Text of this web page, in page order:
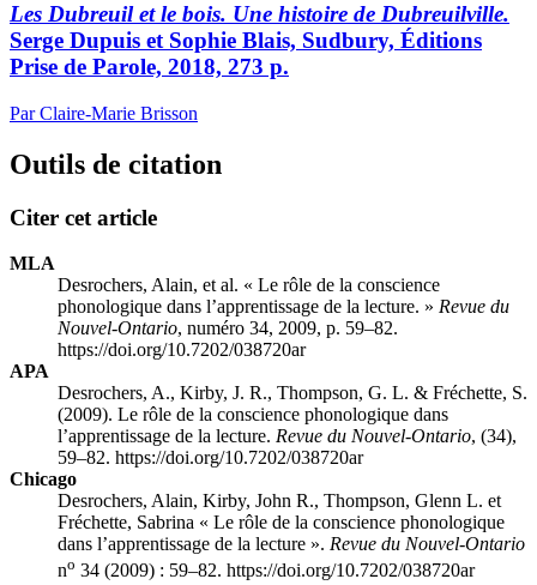
Les Dubreuil et le bois. Une histoire de Dubreuilville.
Serge Dupuis et Sophie Blais, Sudbury, Éditions
Prise de Parole, 2018, 273 p.
Par Claire-Marie Brisson
Outils de citation
Citer cet article
MLA
Desrochers, Alain, et al. « Le rôle de la conscience
phonologique dans l’apprentissage de la lecture. » Revue du
Nouvel-Ontario, numéro 34, 2009, p. 59–82.
https://doi.org/10.7202/038720ar
APA
Desrochers, A., Kirby, J. R., Thompson, G. L. & Fréchette, S.
(2009). Le rôle de la conscience phonologique dans
l’apprentissage de la lecture. Revue du Nouvel-Ontario, (34),
59–82. https://doi.org/10.7202/038720ar
Chicago
Desrochers, Alain, Kirby, John R., Thompson, Glenn L. et
Fréchette, Sabrina « Le rôle de la conscience phonologique
dans l’apprentissage de la lecture ». Revue du Nouvel-Ontario
no 34 (2009) : 59–82. https://doi.org/10.7202/038720ar